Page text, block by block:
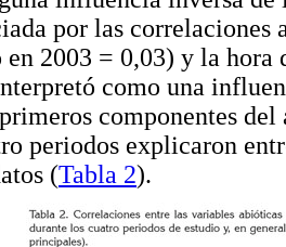
por las correlaciones
en 2003 = 0,03) y la
como una
componentes
periodos explicaron
(Tabla 2).